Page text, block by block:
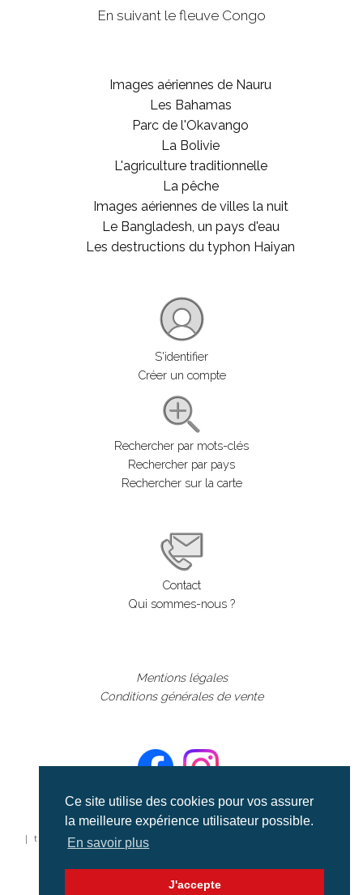
Ce site utilise des cookies pour vos assurer
la meilleure expérience utilisateur possible.
En savoir plus
J'accepte
En suivant le fleuve Congo
Images aériennes de Nauru
Les Bahamas
Parc de l'Okavango
La Bolivie
L'agriculture traditionnelle
La pêche
Images aériennes de villes la nuit
Le Bangladesh, un pays d'eau
Les destructions du typhon Haiyan
S'identifier
Créer un compte
Rechercher par mots-clés
Rechercher par pays
Rechercher sur la carte
Contact
Qui sommes-nous ?
Mentions légales
Conditions générales de vente
©aerialcollection marque déposée 2024
| tous droits réservés | aerialcollection.fr banque d'images
aériennes et documentaires video et cinéma |